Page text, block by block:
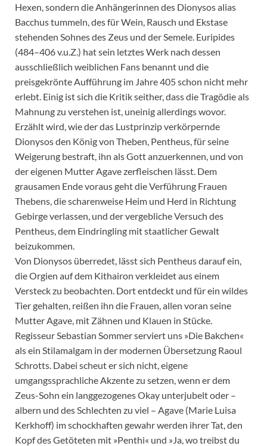
Hexen, sondern die Anhängerinnen des Dionysos alias
Bacchus tummeln, des für Wein, Rausch und Ekstase
stehenden Sohnes des Zeus und der Semele. Euripides
(484–406 v.u.Z.) hat sein letztes Werk nach dessen
ausschließlich weiblichen Fans benannt und die
preisgekrönte Aufführung im Jahre 405 schon nicht mehr
erlebt. Einig ist sich die Kritik seither, dass die Tragödie als
Mahnung zu verstehen ist, uneinig allerdings wovor.
Erzählt wird, wie der das Lustprinzip verkörpernde
Dionysos den König von Theben, Pentheus, für seine
Weigerung bestraft, ihn als Gott anzuerkennen, und von
der eigenen Mutter Agave zerfleischen lässt. Dem
grausamen Ende voraus geht die Verführung Frauen
Thebens, die scharenweise Heim und Herd in Richtung
Gebirge verlassen, und der vergebliche Versuch des
Pentheus, dem Eindringling mit staatlicher Gewalt
beizukommen.
Von Dionysos überredet, lässt sich Pentheus darauf ein,
die Orgien auf dem Kithairon verkleidet aus einem
Versteck zu beobachten. Dort entdeckt und für ein wildes
Tier gehalten, reißen ihn die Frauen, allen voran seine
Mutter Agave, mit Zähnen und Klauen in Stücke.
Regisseur Sebastian Sommer serviert uns »Die Bakchen«
als ein Stilamalgam in der modernen Übersetzung Raoul
Schrotts. Dabei scheut er sich nicht, eigene
umgangssprachliche Akzente zu setzen, wenn er dem
Zeus-Sohn ein langgezogenes Okay unterjubelt oder –
albern und des Schlechten zu viel – Agave (Marie Luisa
Kerkhoff) im schockhaften gewahr werden ihrer Tat, den
Kopf des Getöteten mit »Penthi« und »Ja, wo treibst du